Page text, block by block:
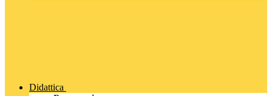
Didattica